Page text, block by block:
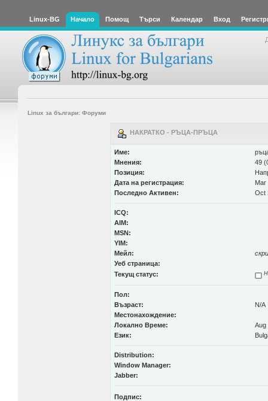
Linux-BG Начало Помощ Търси Календар Вход
Linux за българи: Форуми
НАКРАТКО - РЪЦА-ПРЪЦА
Име:
Мнения:
49
Позиция:
Дата на регистрация:
Mar
Последно Активен:
Oct
ICQ:
AIM:
MSN:
YIM:
Мейл:
Уеб страница:
Текущ статус:
Пол:
Възраст:
N/A
Местонахождение:
Локално Време:
Aug
Език:
Distribution:
Window Manager:
Jabber:
Подпис: